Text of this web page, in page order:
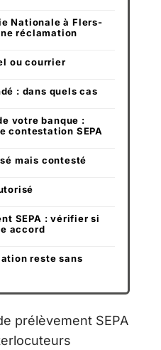
Nationale à Flers-
réclamation
ou courrier
: dans quels cas
votre banque :
contestation SEPA
mais contesté
SEPA : vérifier si
accord
reste sans
prélèvement SEPA